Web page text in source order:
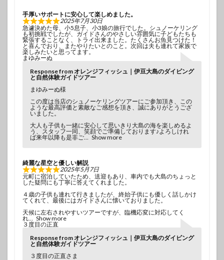
手厚いサポートに安心して楽しめました。
2025年7月30日
急遽決めた母、小5息子、小3娘の旅行でした。シュノーケリング
も初挑戦でしたが、ガイドさんのやさしい雰囲気に子どもたちも
緊張することなく、トライ出来ました。たくさんお魚見つけた！
と喜んでおり、またやりたいとのこと。次回は夫も連れて家族で
楽しみたいと思ってます。
まゆみーぬ
Response from オレンジフィッシュ｜伊豆大島のダイビング
と自然体験ガイドツアー
まゆみーぬ様
この度は当店のシュノーケリングツアーにご参加頂き、この
ような最高評価と素敵なご感想を頂き、誠にありがとうござ
いました。
大人も子供も一緒に安心して思いきり大島の海を楽しめるよ
う、スタッフ一同、笑顔でご準備しております♪よろしけれ
ば来年以降も是非ご
Show more
綺麗な星空と優しい解説
2025年5月7日
元町に宿泊していたため、送迎もあり、車内でも大島のちょっと
した疑問にも丁寧に答えてくれました。
４歳の子供も連れて行きましたが、終始子供にも優しく話しかけ
てくれて、最後にはガイドさんに懐いておりました。
天候に左右されやすいツアーですが、臨機応変に対応してく
れ
Show more
３度目の正直
Response from オレンジフィッシュ｜伊豆大島のダイビング
と自然体験ガイドツアー
３度目の正直さま